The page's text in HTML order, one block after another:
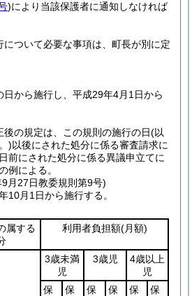
)により当該保護者に通知しなければ
について必要な事項は、町長が別に定
日から施行し、平成29年4月1日から
後の規定は、この規則の施行の日(以
)以後にされた処分に係る審査請求に
前にされた処分に係る異議申立てに
例による。
月27日教委規則第9号)
10月1日から施行する。
属する
利用者負担額(月額)
3歳未満
児
3歳児
4歳以上
児
保
保
保
保
保
保